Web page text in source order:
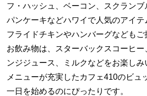
フ・ハッシュ、ベーコン、スクランブ
パンケーキなどハワイで人気のアイ
フライドチキンやハンバーグなどもご
お飲み物は、スターバックスコーヒー
ンジジュース、ミルクなどをお楽しみ
メニューが充実したカフェ410のビュ
一日を始めるのにぴったりです。